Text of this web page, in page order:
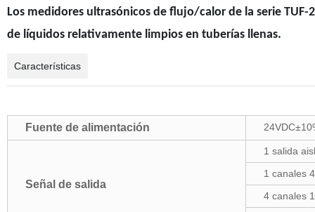
Los medidores ultrasónicos de flujo/calor de la serie
de líquidos relativamente limpios en tuberías llenas.
Características
Fuente de alimentación
Señal de salida
1 salida
1 canales
4 canales